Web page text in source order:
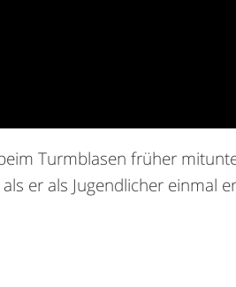
Turmblasen früher
er als Jugendlicher einmal